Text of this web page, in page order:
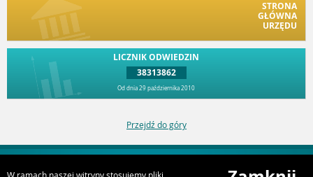
STRONA
GŁÓWNA
URZĘDU
LICZNIK ODWIEDZIN
38313862
Od dnia 29 października 2010
Przejdź do góry